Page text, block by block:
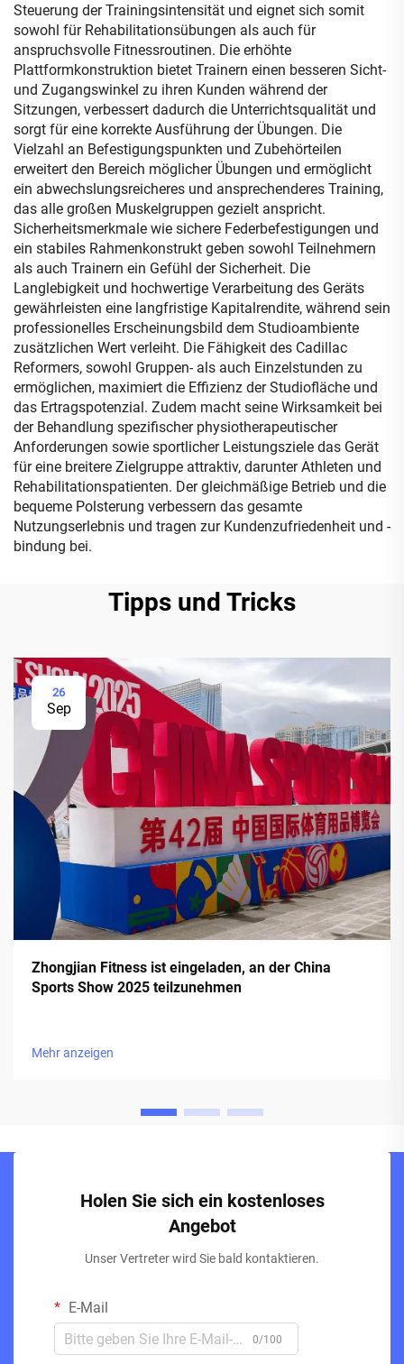
Steuerung der Trainingsintensität und eignet sich somit
sowohl für Rehabilitationsübungen als auch für
anspruchsvolle Fitnessroutinen. Die erhöhte
Plattformkonstruktion bietet Trainern einen besseren Sicht-
und Zugangswinkel zu ihren Kunden während der
Sitzungen, verbessert dadurch die Unterrichtsqualität und
sorgt für eine korrekte Ausführung der Übungen. Die
Vielzahl an Befestigungspunkten und Zubehörteilen
erweitert den Bereich möglicher Übungen und ermöglicht
ein abwechslungsreicheres und ansprechenderes Training,
das alle großen Muskelgruppen gezielt anspricht.
Sicherheitsmerkmale wie sichere Federbefestigungen und
ein stabiles Rahmenkonstrukt geben sowohl Teilnehmern
als auch Trainern ein Gefühl der Sicherheit. Die
Langlebigkeit und hochwertige Verarbeitung des Geräts
gewährleisten eine langfristige Kapitalrendite, während sein
professionelles Erscheinungsbild dem Studioambiente
zusätzlichen Wert verleiht. Die Fähigkeit des Cadillac
Reformers, sowohl Gruppen- als auch Einzelstunden zu
ermöglichen, maximiert die Effizienz der Studiofläche und
das Ertragspotenzial. Zudem macht seine Wirksamkeit bei
der Behandlung spezifischer physiotherapeutischer
Anforderungen sowie sportlicher Leistungsziele das Gerät
für eine breitere Zielgruppe attraktiv, darunter Athleten und
Rehabilitationspatienten. Der gleichmäßige Betrieb und die
bequeme Polsterung verbessern das gesamte
Nutzungserlebnis und tragen zur Kundenzufriedenheit und -
bindung bei.
Tipps und Tricks
26
Sep
Zhongjian Fitness ist eingeladen, an der China
Sports Show 2025 teilzunehmen
Mehr anzeigen
Holen Sie sich ein kostenloses
Angebot
Unser Vertreter wird Sie bald kontaktieren.
E-Mail
0/100